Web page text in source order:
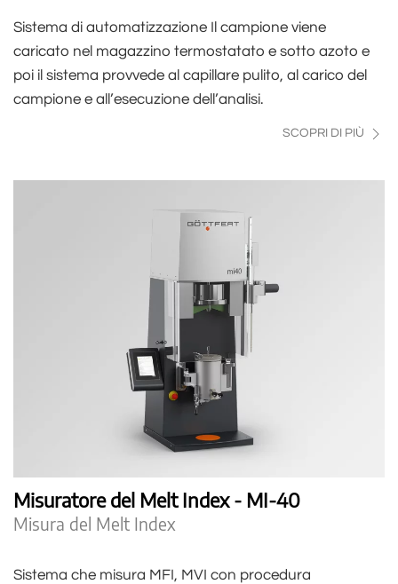
Sistema di automatizzazione Il campione viene
caricato nel magazzino termostatato e sotto azoto e
poi il sistema provvede al capillare pulito, al carico del
campione e all’esecuzione dell’analisi.
SCOPRI DI PIÙ
Misuratore del Melt Index - MI-40
Misura del Melt Index
Sistema che misura MFI, MVI con procedura